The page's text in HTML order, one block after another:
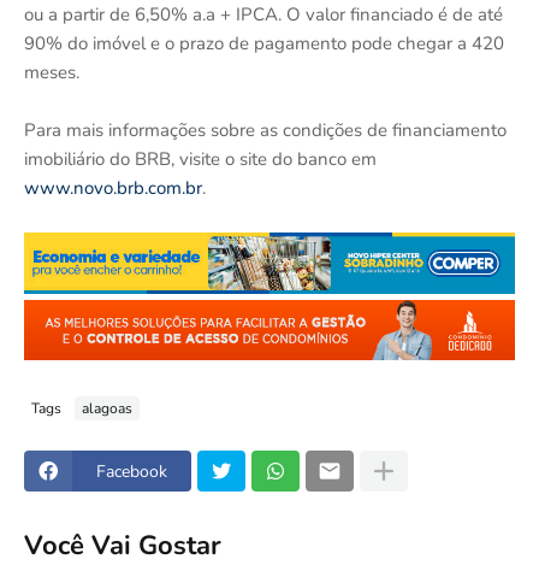
ou a partir de 6,50% a.a + IPCA. O valor financiado é de até
90% do imóvel e o prazo de pagamento pode chegar a 420
meses.
Para mais informações sobre as condições de financiamento
imobiliário do BRB, visite o site do banco em
www.novo.brb.com.br.
Tags alagoas
Facebook
Você Vai Gostar